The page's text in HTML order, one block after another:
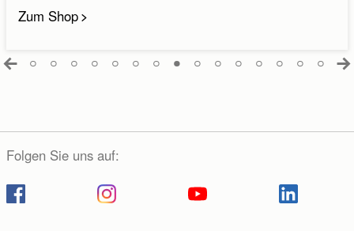
Zum Shop
Folgen Sie uns auf: